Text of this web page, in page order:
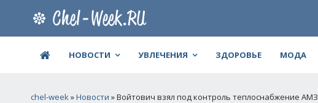
НОВОСТИ УВЛЕЧЕНИЯ ЗДОРОВЬЕ МОДА
chel-week»Новости » Войтович взял под контроль теплоснабжение АМЗ